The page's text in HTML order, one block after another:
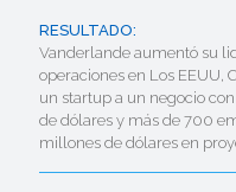
RESULTADO:
Vanderlande aumentó su
operaciones en Los EEUU,
un startup a un negocio
de dólares y más de 700
millones de dólares en